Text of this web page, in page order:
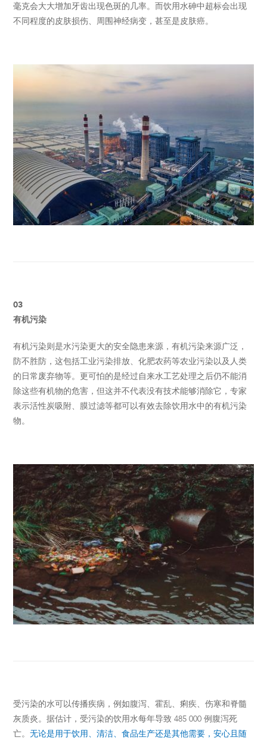
毫克会大大增加牙齿出现色斑的几率。而饮用水砷中超标会出现
不同程度的皮肤损伤、周围神经病变，甚至是皮肤癌。
03
有机污染
有机污染则是水污染更大的安全隐患来源，有机污染来源广泛，
防不胜防，这包括工业污染排放、化肥农药等农业污染以及人类
的日常废弃物等。更可怕的是经过自来水工艺处理之后仍不能消
除这些有机物的危害，但这并不代表没有技术能够消除它，专家
表示活性炭吸附、膜过滤等都可以有效去除饮用水中的有机污染
物。
受污染的水可以传播疾病，例如腹泻、霍乱、痢疾、伤寒和脊髓
灰质炎。据估计，受污染的饮用水每年导致 485 000 例腹泻死
亡。无论是用于饮用、清洁、食品生产还是其他需要，安心且随